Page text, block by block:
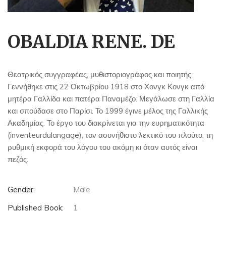
OBALDIA RENE. DE
Θεατρικός συγγραφέας, μυθιστοριογράφος και ποιητής.
Γεννήθηκε στις 22 Οκτωβρίου 1918 στο Χονγκ Κονγκ από
μητέρα Γαλλίδα και πατέρα Παναμέζο. Μεγάλωσε στη Γαλλία
και σπούδασε στο Παρίσι. Το 1999 έγινε μέλος της Γαλλικής
Ακαδημίας. Το έργο του διακρίνεται για την ευρηματικότητα
(inventeurdulangage), τον ασυνήθιστο λεκτικό του πλούτο, τη
ρυθμική εκφορά του λόγου του ακόμη κι όταν αυτός είναι
πεζός.
Gender:
Male
Published Book:
1